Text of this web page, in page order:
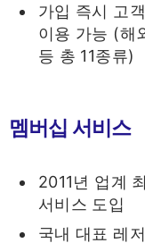
가입 즉시 고
이용 가능 (해
등 총 11종류)
멤버십 서비스
2011년 업계
서비스 도입
국내 대표 레